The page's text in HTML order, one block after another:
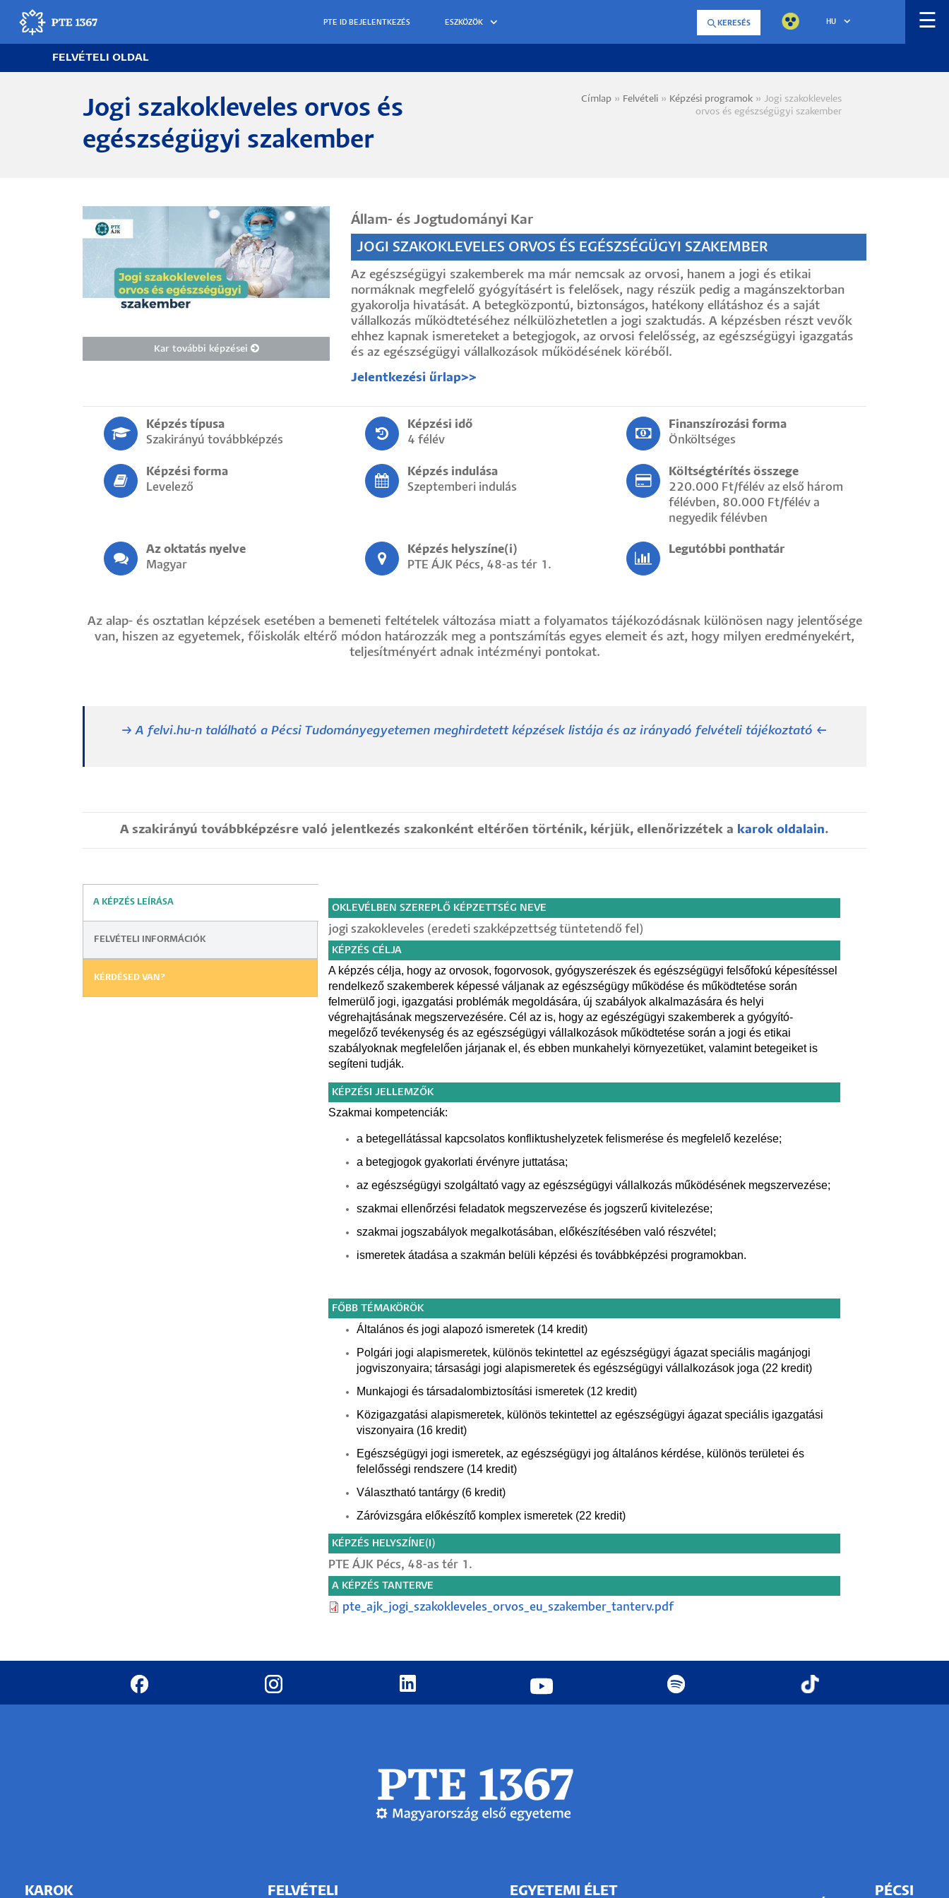
tartalomra
ESZKÖZÖK KERESÉS HU ☰
Felvételi információk
Pályaválasztás
Kapcsolat
FELVÉTELI OLDAL
Jogi szakokleveles orvos és
egészségügyi szakember
Morzsa
Címlap Felvételi Képzési programok
Jogi szakokleveles
orvos és egészségügyi szakember
Kar további képzései
Állam- és Jogtudományi Kar
JOGI SZAKOKLEVELES ORVOS ÉS EGÉSZSÉGÜGYI SZAKEMBER
Az egészségügyi szakemberek ma már nemcsak az orvosi, hanem a jogi és etikai
normáknak megfelelő gyógyításért is felelősek, nagy részük pedig a magánszektorban
gyakorolja hivatását. A betegközpontú, biztonságos, hatékony ellátáshoz és a saját
vállalkozás működtetéséhez nélkülözhetetlen a jogi szaktudás. A képzésben részt vevők
ehhez kapnak ismereteket a betegjogok, az orvosi felelősség, az egészségügyi igazgatás
és az egészségügyi vállalkozások működésének köréből.
Jelentkezési űrlap>>
Képzés típusa
Szakirányú továbbképzés
Képzési idő
4 félév
Finanszírozási forma
Önköltséges
Képzési forma
Levelező
Képzés indulása
Szeptemberi indulás
Költségtérítés összege
220.000 Ft/félév az első három
félévben, 80.000 Ft/félév a
negyedik félévben
Az oktatás nyelve
Magyar
Képzés helyszíne(i)
PTE ÁJK Pécs, 48-as tér 1.
Legutóbbi ponthatár
Az alap- és osztatlan képzések esetében a bemeneti feltételek változása miatt a folyamatos tájékozódásnak különösen nagy jelentősége
van, hiszen az egyetemek, főiskolák eltérő módon határozzák meg a pontszámítás egyes elemeit és azt, hogy milyen eredményekért,
teljesítményért adnak intézményi pontokat.
→ A felvi.hu-n található a Pécsi Tudományegyetemen meghirdetett képzések listája és az irányadó felvételi tájékoztató ←
A szakirányú továbbképzésre való jelentkezés szakonként eltérően történik, kérjük, ellenőrizzétek a karok oldalain.
A KÉPZÉS LEÍRÁSA
FELVÉTELI INFORMÁCIÓK
KÉRDÉSED VAN?
OKLEVÉLBEN SZEREPLŐ KÉPZETTSÉG NEVE
jogi szakokleveles (eredeti szakképzettség tüntetendő fel)
KÉPZÉS CÉLJA
A képzés célja, hogy az orvosok, fogorvosok, gyógyszerészek és egészségügyi felsőfokú képesítéssel
rendelkező szakemberek képessé váljanak az egészségügy működése és működtetése során
felmerülő jogi, igazgatási problémák megoldására, új szabályok alkalmazására és helyi
végrehajtásának megszervezésére. Cél az is, hogy az egészégügyi szakemberek a gyógyító-
megelőző tevékenység és az egészségügyi vállalkozások működtetése során a jogi és etikai
szabályoknak megfelelően járjanak el, és ebben munkahelyi környezetüket, valamint betegeiket is
segíteni tudják.
KÉPZÉSI JELLEMZŐK
Szakmai kompetenciák:
a betegellátással kapcsolatos konfliktushelyzetek felismerése és megfelelő kezelése;
a betegjogok gyakorlati érvényre juttatása;
az egészségügyi szolgáltató vagy az egészségügyi vállalkozás működésének megszervezése;
szakmai ellenőrzési feladatok megszervezése és jogszerű kivitelezése;
szakmai jogszabályok megalkotásában, előkészítésében való részvétel;
ismeretek átadása a szakmán belüli képzési és továbbképzési programokban.
FŐBB TÉMAKÖRÖK
Általános és jogi alapozó ismeretek (14 kredit)
Polgári jogi alapismeretek, különös tekintettel az egészségügyi ágazat speciális magánjogi
jogviszonyaira; társasági jogi alapismeretek és egészségügyi vállalkozások joga (22 kredit)
Munkajogi és társadalombiztosítási ismeretek (12 kredit)
Közigazgatási alapismeretek, különös tekintettel az egészségügyi ágazat speciális igazgatási
viszonyaira (16 kredit)
Egészségügyi jogi ismeretek, az egészségügyi jog általános kérdése, különös területei és
felelősségi rendszere (14 kredit)
Választható tantárgy (6 kredit)
Záróvizsgára előkészítő komplex ismeretek (22 kredit)
KÉPZÉS HELYSZÍNE(I)
PTE ÁJK Pécs, 48-as tér 1.
A KÉPZÉS TANTERVE
pte_ajk_jogi_szakokleveles_orvos_eu_szakember_tanterv.pdf
KAROK FELVÉTELI EGYETEMI ÉLET PÉCSI